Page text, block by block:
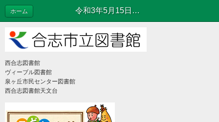
令和3年5月15日（土）ビブリオトーク『みんなで学ぶ高校国語』中止のお知らせ | イベント情報
ホーム
西合志図書館
ヴィーブル図書館
泉ヶ丘市民センター図書館
西合志図書館天文台